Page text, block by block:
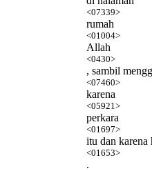
<07339>
rumah
<01004>
Allah
<0430>
, sambil
<07460>
karena
<05921>
perkara
<01697>
itu dan karena
<01653>
.